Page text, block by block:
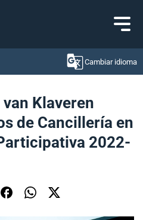
contenido
Cambiar idioma
Klaveren
de Cancillería en
2022-